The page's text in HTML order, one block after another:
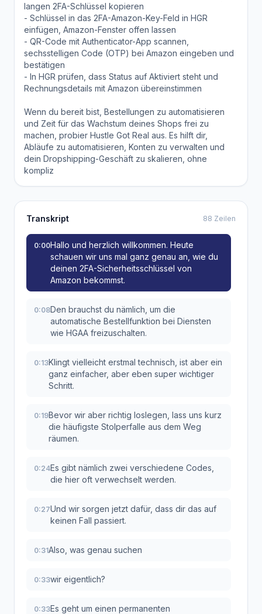
langen 2FA-Schlüssel kopieren
- Schlüssel in das 2FA-Amazon-Key-Feld in HGR
einfügen, Amazon-Fenster offen lassen
- QR-Code mit Authenticator-App scannen,
sechsstelligen Code (OTP) bei Amazon eingeben und
bestätigen
- In HGR prüfen, dass Status auf Aktiviert steht und
Rechnungsdetails mit Amazon übereinstimmen
Wenn du bereit bist, Bestellungen zu automatisieren
und Zeit für das Wachstum deines Shops frei zu
machen, probier Hustle Got Real aus. Es hilft dir,
Abläufe zu automatisieren, Konten zu verwalten und
dein Dropshipping-Geschäft zu skalieren, ohne
kompliz
Transkript 88 Zeilen
0:00Hallo und herzlich willkommen. Heute
schauen wir uns mal ganz genau an, wie du
deinen 2FA-Sicherheitsschlüssel von
Amazon bekommst.
0:08Den brauchst du nämlich, um die
automatische Bestellfunktion bei Diensten
wie HGAA freizuschalten.
0:13Klingt vielleicht erstmal technisch, ist aber ein
ganz einfacher, aber eben super wichtiger
Schritt.
0:19Bevor wir aber richtig loslegen, lass uns kurz
die häufigste Stolperfalle aus dem Weg
räumen.
0:24Es gibt nämlich zwei verschiedene Codes,
die hier oft verwechselt werden.
0:27Und wir sorgen jetzt dafür, dass dir das auf
keinen Fall passiert.
0:31Also, was genau suchen
0:33wir eigentlich?
0:33Es geht um einen permanenten